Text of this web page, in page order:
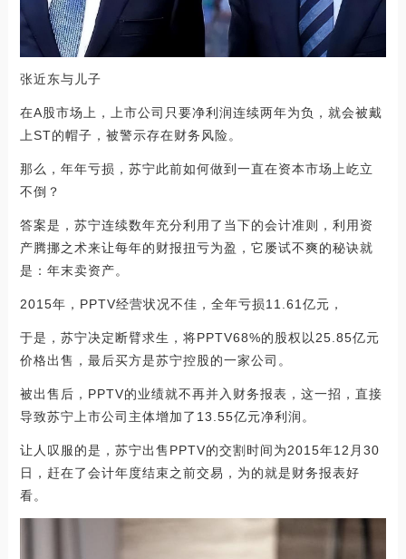
张近东与儿子
在A股市场上，上市公司只要净利润连续两年为负，就会被戴
上ST的帽子，被警示存在财务风险。
那么，年年亏损，苏宁此前如何做到一直在资本市场上屹立
不倒？
答案是，苏宁连续数年充分利用了当下的会计准则，利用资
产腾挪之术来让每年的财报扭亏为盈，它屡试不爽的秘诀就
是：年末卖资产。
2015年，PPTV经营状况不佳，全年亏损11.61亿元，
于是，苏宁决定断臂求生，将PPTV68%的股权以25.85亿元
价格出售，最后买方是苏宁控股的一家公司。
被出售后，PPTV的业绩就不再并入财务报表，这一招，直接
导致苏宁上市公司主体增加了13.55亿元净利润。
让人叹服的是，苏宁出售PPTV的交割时间为2015年12月30
日，赶在了会计年度结束之前交易，为的就是财务报表好
看。